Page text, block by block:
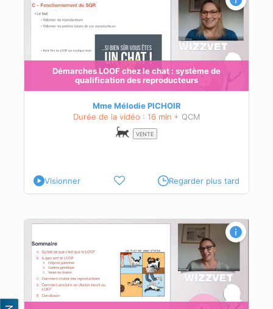
Démarches LOOF chez le chat : système de
qualification des reproducteurs
Mme Mélodie PICHOIR
Durée de la vidéo : 16 min + QCM
VENTE
Visionner Regarder plus tard
à